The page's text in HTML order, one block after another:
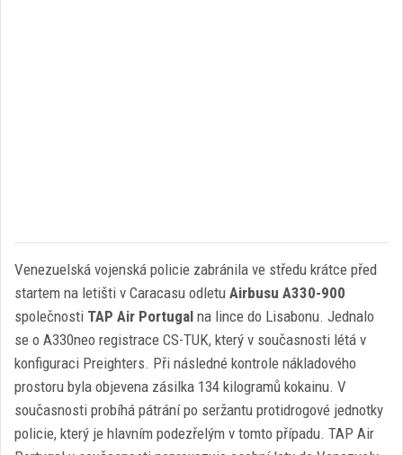
Venezuelská vojenská policie zabránila ve středu krátce před
startem na letišti v Caracasu odletu Airbusu A330-900
společnosti TAP Air Portugal na lince do Lisabonu. Jednalo
se o A330neo registrace CS-TUK, který v současnosti létá v
konfiguraci Preighters. Při následné kontrole nákladového
prostoru byla objevena zásilka 134 kilogramů kokainu. V
současnosti probíhá pátrání po seržantu protidrogové jednotky
policie, který je hlavním podezřelým v tomto případu. TAP Air